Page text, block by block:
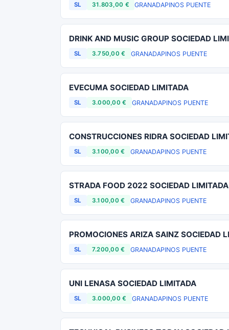
SL 31.803,00 € GRANADAPINOS PUENTE
DRINK AND MUSIC GROUP SOCIEDAD
SL 3.750,00 € GRANADAPINOS PUENTE
EVECUMA SOCIEDAD LIMITADA
SL 3.000,00 € GRANADAPINOS PUENTE
CONSTRUCCIONES RIDRA SOCIEDAD
SL 3.100,00 € GRANADAPINOS PUENTE
STRADA FOOD 2022 SOCIEDAD LIMITADA
SL 3.100,00 € GRANADAPINOS PUENTE
PROMOCIONES ARIZA SAINZ SOCIEDAD
SL 7.200,00 € GRANADAPINOS PUENTE
UNI LENASA SOCIEDAD LIMITADA
SL 3.000,00 € GRANADAPINOS PUENTE